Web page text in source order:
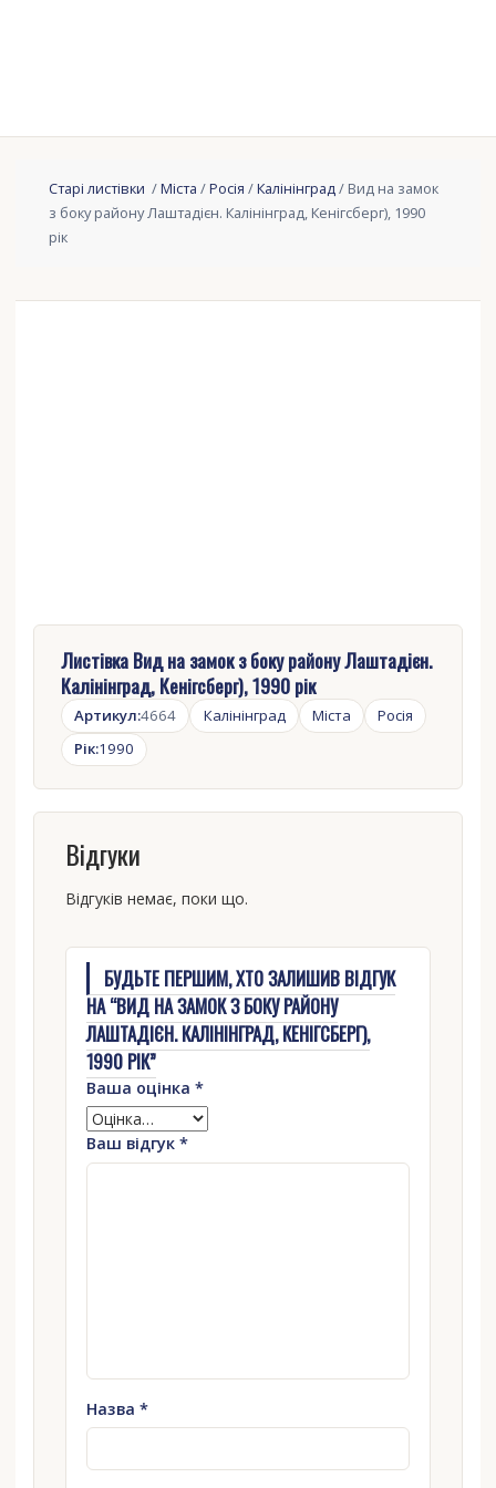
Старі листівки /Міста /Росія /Калінінград/ Вид на замок
з боку району Лаштадієн. Калінінград, Кенігсберг), 1990
рік
Листівка Вид на замок з боку району Лаштадієн.
Калінінград, Кенігсберг), 1990 рік
Артикул:4664 Калінінград Міста
Росія
Рік:1990
Відгуки
Відгуків немає, поки що.
БУДЬТЕ ПЕРШИМ, ХТО ЗАЛИШИВ ВІДГУК
НА “ВИД НА ЗАМОК З БОКУ РАЙОНУ
ЛАШТАДІЄН. КАЛІНІНГРАД, КЕНІГСБЕРГ),
1990 РІК”
Ваша оцінка *
Ваш відгук *
Назва *